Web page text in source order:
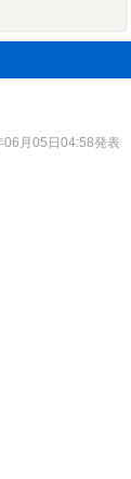
06月05日04:58発表